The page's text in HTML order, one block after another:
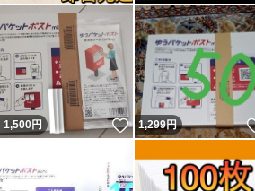
1,500円 いいね！
1,299円